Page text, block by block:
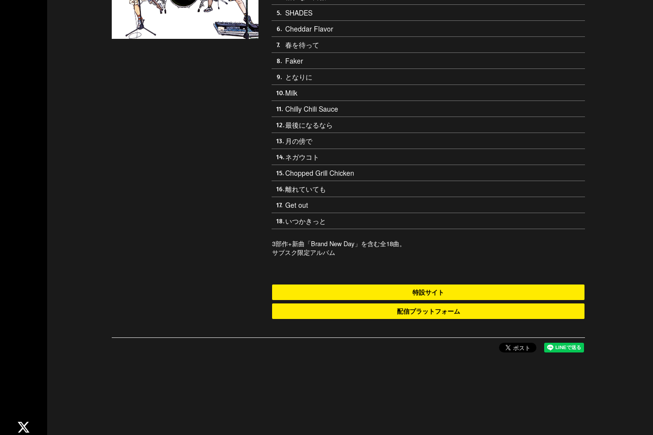
5. SHADES
6. Cheddar Flavor
7. 春を待って
8. Faker
9. となりに
10.Milk
11. Chilly Chili Sauce
12.最後になるなら
13. 月の傍で
14.ネガウコト
15.Chopped Grill Chicken
16.離れていても
17. Get out
18.いつかきっと
3部作+新曲「Brand New Day」を含む全18曲。
サブスク限定アルバム
特設サイト
配信プラットフォーム